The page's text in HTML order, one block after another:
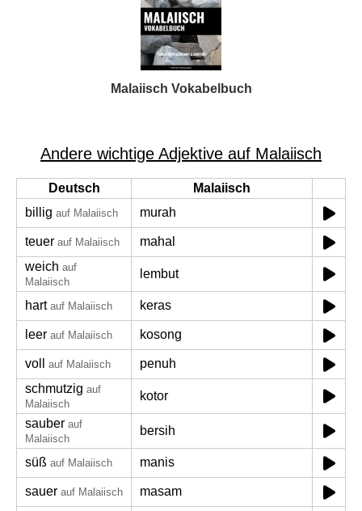
Malaiisch Vokabelbuch
Andere wichtige Adjektive auf Malaiisch
Deutsch
Malaiisch
billig auf Malaiisch murah
teuer auf Malaiisch
mahal
weich auf
Malaiisch
lembut
hart auf Malaiisch keras
leer auf Malaiisch kosong
voll auf Malaiisch
penuh
schmutzig auf
Malaiisch
kotor
sauber auf
Malaiisch
bersih
süß auf Malaiisch manis
sauer auf Malaiisch masam